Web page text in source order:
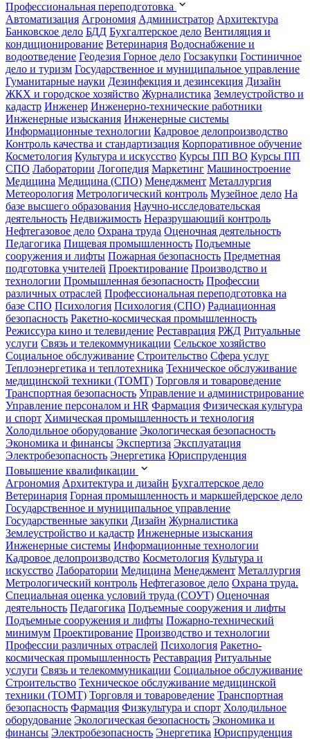
Профессиональная переподготовка
Автоматизация Агрономия Администратор Архитектура
Банковское дело БДД Бухгалтерское дело Вентиляция и
кондиционирование Ветеринария Водоснабжение и
водоотведение Геодезия Горное дело Госзакупки Гостиничное
дело и туризм Государственное и муниципальное управление
Гуманитарные науки Дезинфекция и дезинсекция Дизайн
ЖКХ и городское хозяйство Журналистика Землеустройство и
кадастр Инженер Инженерно-технические работники
Инженерные изыскания Инженерные системы
Информационные технологии Кадровое делопроизводство
Контроль качества и стандартизация Корпоративное обучение
Косметология Культура и искусство Курсы ПП ВО Курсы ПП
СПО Лаборатории Логопедия Маркетинг Машиностроение
Медицина Медицина (СПО) Менеджмент Металлургия
Метеорология Метрологический контроль Музейное дело На
базе высшего образования Научно-исследовательская
деятельность Недвижимость Неразрушающий контроль
Нефтегазовое дело Охрана труда Оценочная деятельность
Педагогика Пищевая промышленность Подъемные
сооружения и лифты Пожарная безопасность Предметная
подготовка учителей Проектирование Производство и
технологии Промышленная безопасность Профессии
различных отраслей Профессиональная переподготовка на
базе СПО Психология Психология (СПО) Радиационная
безопасность Ракетно-космическая промышленность
Режиссура кино и телевидение Реставрация РЖД Ритуальные
услуги Связь и телекоммуникации Сельское хозяйство
Социальное обслуживание Строительство Сфера услуг
Теплоэнергетика и теплотехника Техническое обслуживание
медицинской техники (ТОМТ) Торговля и товароведение
Транспортная безопасность Управление и администрирование
Управление персоналом и HR Фармация Физическая культура
и спорт Химическая промышленность и технология
Холодильное оборудование Экологическая безопасность
Экономика и финансы Экспертиза Эксплуатация
Электробезопасность Энергетика Юриспруденция
Повышение квалификации
Агрономия Архитектура и дизайн Бухгалтерское дело
Ветеринария Горная промышленность и маркшейдерское дело
Государственное и муниципальное управление
Государственные закупки Дизайн Журналистика
Землеустройство и кадастр Инженерные изыскания
Инженерные системы Информационные технологии
Кадровое делопроизводство Косметология Культура и
искусство Лаборатории Медицина Менеджмент Металлургия
Метрологический контроль Нефтегазовое дело Охрана труда.
Специальная оценка условий труда (СОУТ) Оценочная
деятельность Педагогика Подъемные сооружения и лифты
Подъемные сооружения и лифты Пожарно-технический
минимум Проектирование Производство и технологии
Профессии различных отраслей Психология Ракетно-
космическая промышленность Реставрация Ритуальные
услуги Связь и телекоммуникации Социальное обслуживание
Строительство Техническое обслуживание медицинской
техники (ТОМТ) Торговля и товароведение Транспортная
безопасность Фармация Физкультура и спорт Холодильное
оборудование Экологическая безопасность Экономика и
финансы Электробезопасность Энергетика Юриспруденция